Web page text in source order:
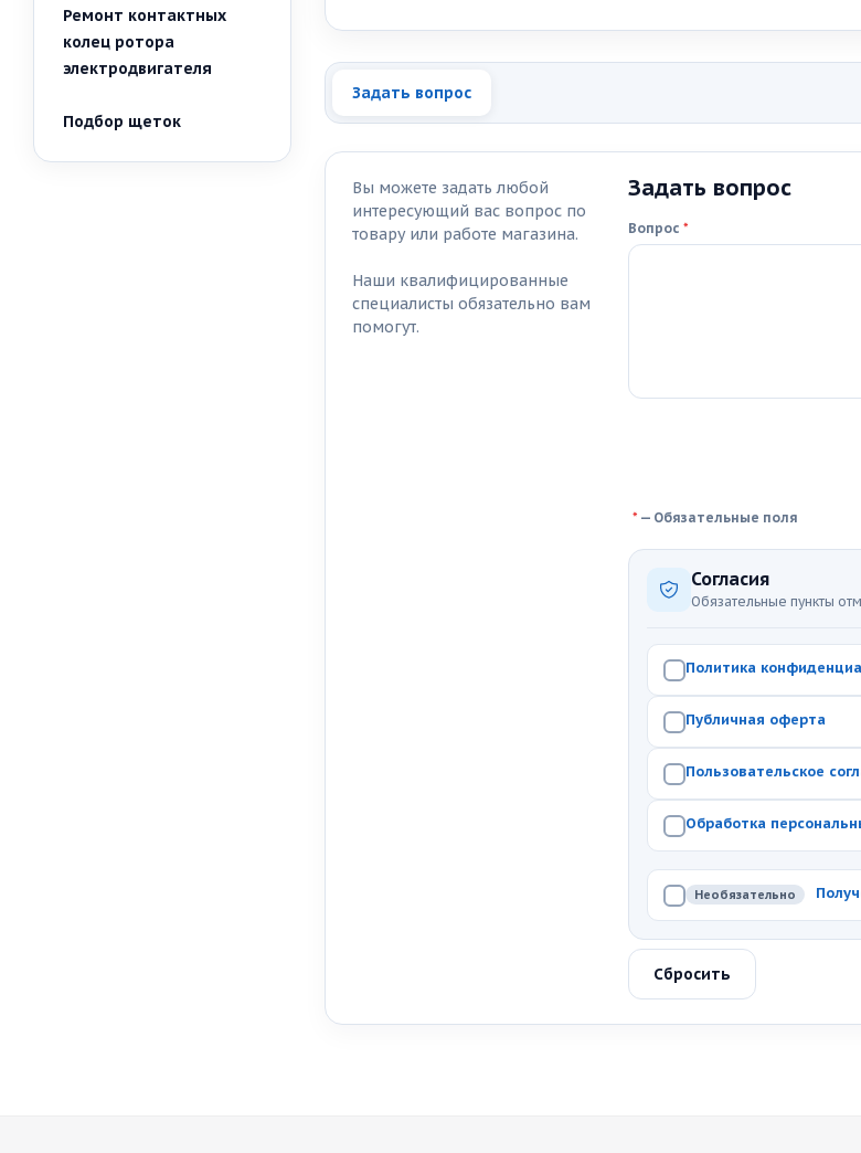
Задать вопрос
Вы можете задать любой
интересующий вас вопрос по
товару или работе магазина.
Наши квалифицированные
специалисты обязательно вам
помогут.
Задать вопрос
Вопрос *
* — Обязательные поля
Согласия
Обязательные пункты
Политика
Публичная оферта
Пользовательское
Обработка
Необязательно
Сбросить
Ремонт контактных
колец ротора
электродвигателя
Подбор щеток